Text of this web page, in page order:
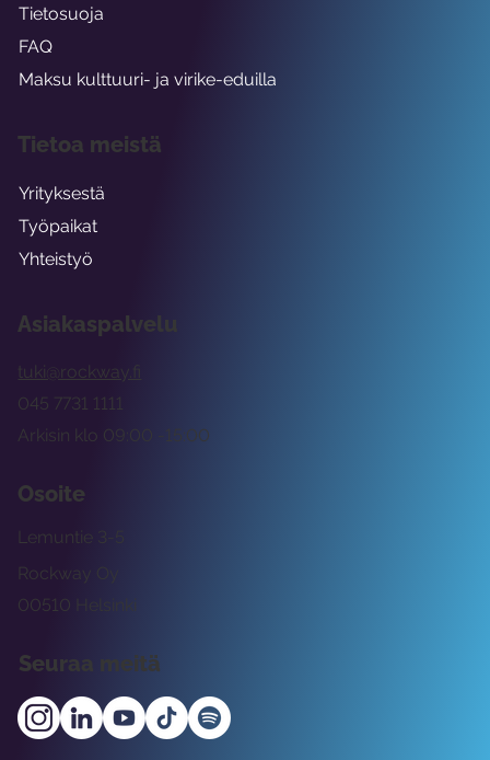
Asiakaspalvelu
tuki@rockway.fi
Arkisin klo 09:00 -15:00
045 7731 1111
Osoite
Rockway Oy
Lemuntie 3-5
00510 Helsinki
Seuraa meitä
Tietosuoja
FAQ
Maksu kulttuuri- ja virike-eduilla
Tietoa meistä
Yrityksestä
Työpaikat
Yhteistyö